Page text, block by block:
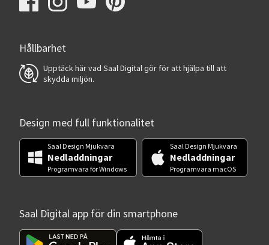
Hållbarhet
Upptäck här vad Saal Digital gör för att hjälpa till att
skydda miljön.
Design med full funktionalitet
Saal Design Mjukvara
Nedladdningar
Programvara för Windows
Saal Design Mjukvara
Nedladdningar
Programvara macOS
Saal Digital app för din smartphone